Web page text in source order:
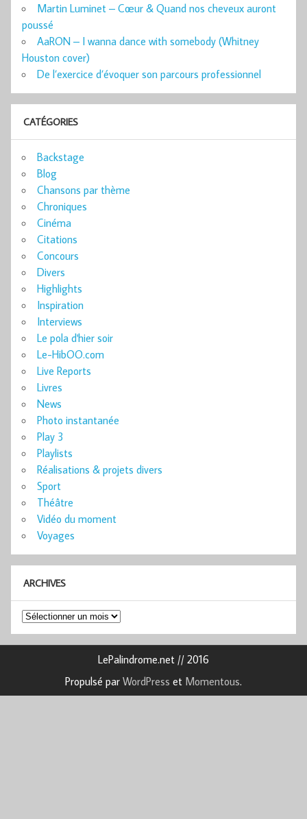
Martin Luminet – Cœur & Quand nos cheveux auront
poussé
AaRON – I wanna dance with somebody (Whitney
Houston cover)
De l’exercice d’évoquer son parcours professionnel
CATÉGORIES
Backstage
Blog
Chansons par thème
Chroniques
Cinéma
Citations
Concours
Divers
Highlights
Inspiration
Interviews
Le pola d'hier soir
Le-HibOO.com
Live Reports
Livres
News
Photo instantanée
Play 3
Playlists
Réalisations & projets divers
Sport
Théâtre
Vidéo du moment
Voyages
ARCHIVES
Archives
LePalindrome.net // 2016
Propulsé par WordPress et Momentous.